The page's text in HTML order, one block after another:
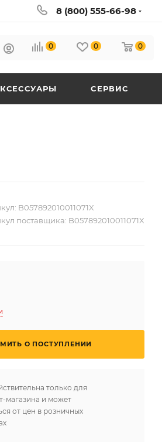
8 (800) 555-66-98
0 0 0
СЕРВИС
B057892010011071X
поставщика: B057892010011071X
О ПОСТУПЛЕНИИ
только для
магазина и может
от цен в розничных